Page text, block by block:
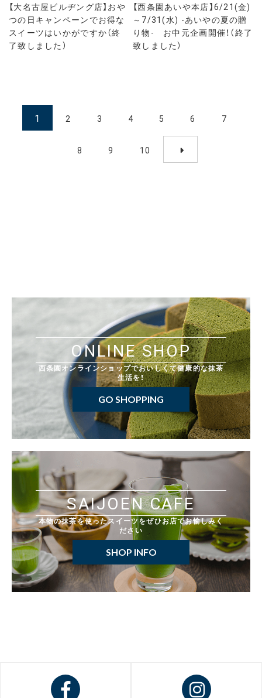
【大名古屋ビルヂング店】おや
つの日キャンペーンでお得な
スイーツはいかがですか（終
了致しました）
【西条園あいや本店】6/21(金)
～7/31(水) -あいやの夏の贈
り物- お中元企画開催！（終了
致しました）
1 2 3 4 5 6 7
8 9 10
ONLINE SHOP
西条園オンラインショップでおいしくて健康的な抹茶
生活を！
GO SHOPPING
SAIJOEN CAFE
本物の抹茶を使ったスイーツをぜひお店でお愉しみく
ださい
SHOP INFO